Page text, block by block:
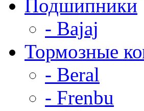
Подшипники
- Bajaj
Тормозные
- Beral
- Frenbu